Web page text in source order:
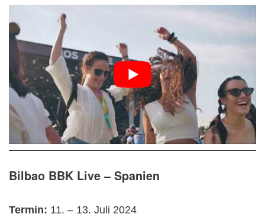
Bilbao BBK Live – Spanien
Termin: 11. – 13. Juli 2024